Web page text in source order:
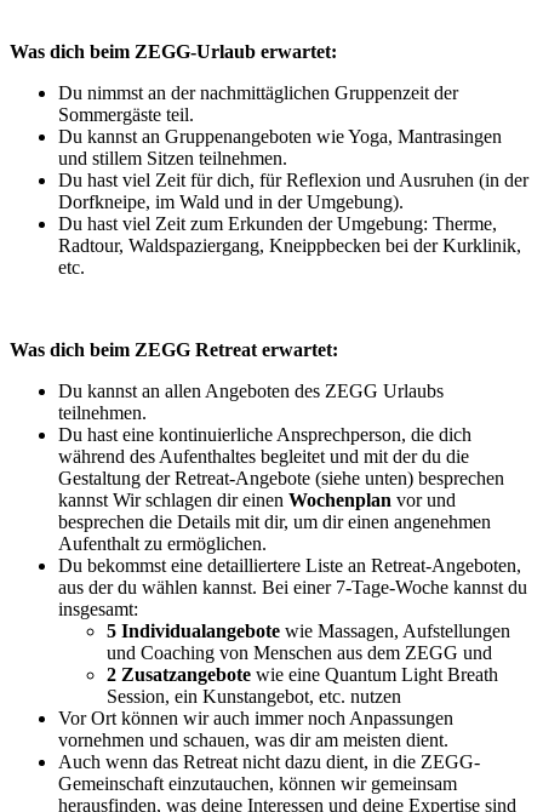
Was dich beim ZEGG-Urlaub erwartet:
Du nimmst an der nachmittäglichen Gruppenzeit der
Sommergäste teil.
Du kannst an Gruppenangeboten wie Yoga, Mantrasingen
und stillem Sitzen teilnehmen.
Du hast viel Zeit für dich, für Reflexion und Ausruhen (in der
Dorfkneipe, im Wald und in der Umgebung).
Du hast viel Zeit zum Erkunden der Umgebung: Therme,
Radtour, Waldspaziergang, Kneippbecken bei der Kurklinik,
etc.
Was dich beim ZEGG Retreat erwartet:
Du kannst an allen Angeboten des ZEGG Urlaubs
teilnehmen.
Du hast eine kontinuierliche Ansprechperson, die dich
während des Aufenthaltes begleitet und mit der du die
Gestaltung der Retreat-Angebote (siehe unten) besprechen
kannst Wir schlagen dir einen Wochenplan vor und
besprechen die Details mit dir, um dir einen angenehmen
Aufenthalt zu ermöglichen.
Du bekommst eine detailliertere Liste an Retreat-Angeboten,
aus der du wählen kannst. Bei einer 7-Tage-Woche kannst du
insgesamt:
5 Individualangebote wie Massagen, Aufstellungen
und Coaching von Menschen aus dem ZEGG und
2 Zusatzangebote wie eine Quantum Light Breath
Session, ein Kunstangebot, etc. nutzen
Vor Ort können wir auch immer noch Anpassungen
vornehmen und schauen, was dir am meisten dient.
Auch wenn das Retreat nicht dazu dient, in die ZEGG-
Gemeinschaft einzutauchen, können wir gemeinsam
herausfinden, was deine Interessen und deine Expertise sind